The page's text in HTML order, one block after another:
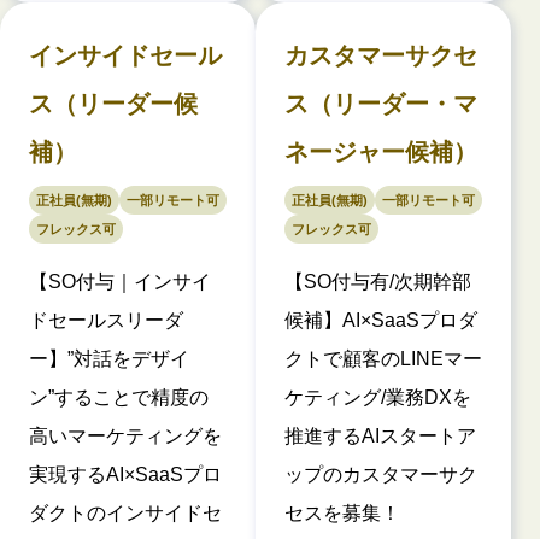
インサイドセール
ス（リーダー候
補）
正社員(無期)
一部リモート可
フレックス可
【SO付与｜インサイ
ドセールスリーダ
ー】”対話をデザイ
ン”することで精度の
高いマーケティングを
実現するAI×SaaSプロ
ダクトのインサイドセ
カスタマーサクセ
ス（リーダー・マ
ネージャー候補）
正社員(無期)
一部リモート可
フレックス可
【SO付与有/次期幹部
候補】AI×SaaSプロダ
クトで顧客のLINEマー
ケティング/業務DXを
推進するAIスタートア
ップのカスタマーサク
セスを募集！